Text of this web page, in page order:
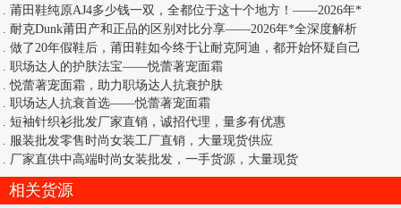
.莆田鞋纯原AJ4多少钱一双，全都位于这十个地方！——2026年*
.耐克Dunk莆田产和正品的区别对比分享——2026年*全深度解析
.做了20年假鞋后，莆田鞋如今终于让耐克阿迪，都开始怀疑自己
.职场达人的护肤法宝——悦蕾著宠面霜
.悦蕾著宠面霜，助力职场达人抗衰护肤
.职场达人抗衰首选——悦蕾著宠面霜
.短袖针织衫批发厂家直销，诚招代理，量多有优惠
服装批发零售时尚女装工厂直销，大量现货供应
厂家直供中高端时尚女装批发，一手货源，大量现货
相关货源